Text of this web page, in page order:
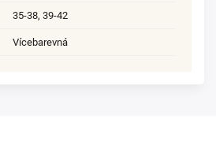
35-38, 39-42
Vícebarevná